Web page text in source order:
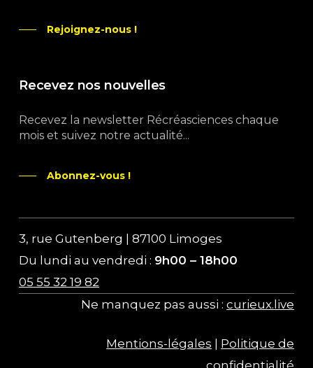
Rejoignez-nous !
Recevez nos nouvelles
Recevez la newsletter Récréasciences chaque
mois et suivez notre actualité...
Abonnez-vous !
3, rue Gutenberg | 87100 Limoges
Du lundi au vendredi : 9h00 – 18h00
05 55 32 19 82
Ne manquez pas aussi :curieux.live
Mentions-légales
Politique de